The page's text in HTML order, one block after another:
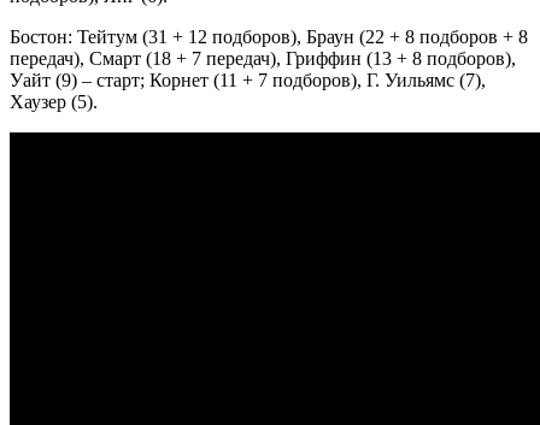
Бостон: Тейтум (31 + 12 подборов), Браун (22 + 8 подборов + 8
передач), Смарт (18 + 7 передач), Гриффин (13 + 8 подборов),
Уайт (9) – старт; Корнет (11 + 7 подборов), Г. Уильямс (7),
Хаузер (5).